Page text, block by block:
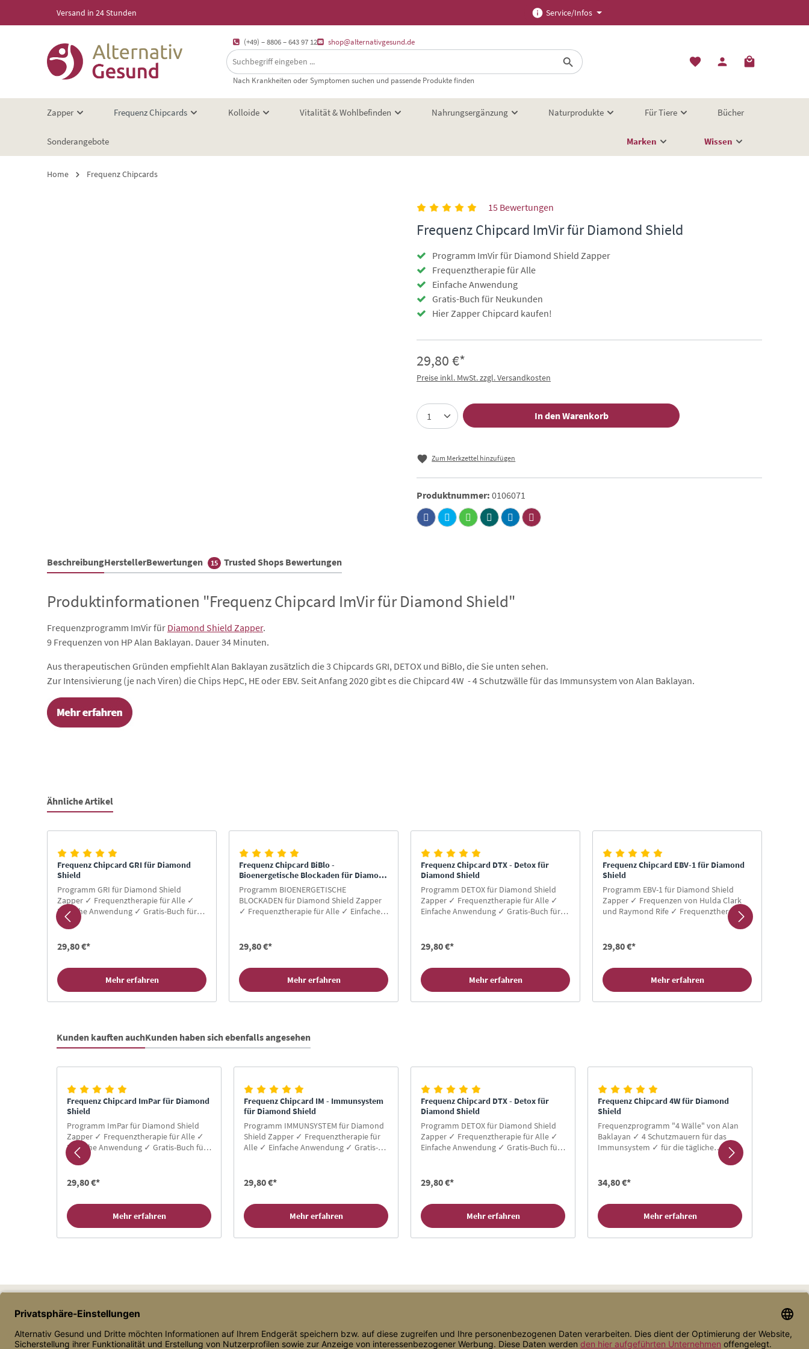
Zur Hauptnavigation springen
Versand in 24 Stunden Service/Infos
(+49) – 8806 – 643 97 12 shop@alternativgesund.de
Nach Krankheiten oder Symptomen suchen und passende Produkte finden
Zapper Frequenz Chipcards Kolloide Vitalität & Wohlbefinden Nahrungsergänzung Naturprodukte Für Tiere Bücher
Sonderangebote Marken Wissen
Home Frequenz Chipcards
15 Bewertungen
Frequenz Chipcard ImVir für Diamond Shield
Programm ImVir für Diamond Shield Zapper
Frequenztherapie für Alle
Einfache Anwendung
Gratis-Buch für Neukunden
Hier Zapper Chipcard kaufen!
29,80 €*
Preise inkl. MwSt. zzgl. Versandkosten
In den Warenkorb
Zum Merkzettel hinzufügen
Produktnummer: 0106071
BeschreibungHerstellerBewertungen 15 Trusted Shops Bewertungen
Produktinformationen "Frequenz Chipcard ImVir für Diamond Shield"
Frequenzprogramm ImVirfür Diamond Shield Zapper.
9 Frequenzen von HP Alan Baklayan. Dauer 34 Minuten.
Aus therapeutischen Gründen empfiehlt Alan Baklayan zusätzlich die 3 Chipcards GRI, DETOX und BiBlo, die Sie unten sehen.
Zur Intensivierung (je nach Viren) die Chips HepC, HE oder EBV. Seit Anfang 2020 gibt es die Chipcard 4W - 4 Schutzwälle für das Immunsystem von Alan Baklayan.
Ähnliche Artikel
Frequenz Chipcard GRI für Diamond
Shield
Programm GRI für Diamond Shield
Zapper ✓ Frequenztherapie für Alle ✓
Einfache Anwendung ✓ Gratis-Buch für
Neukunden ✓ Hier Zapper Chipcard
kaufen!
29,80 €*
Mehr erfahren
Frequenz Chipcard BiBlo -
Bioenergetische Blockaden für Diamond
Shield
Programm BIOENERGETISCHE
BLOCKADEN für Diamond Shield Zapper
✓ Frequenztherapie für Alle ✓ Einfache
kaufen!
29,80 €*
Mehr erfahren
Frequenz Chipcard DTX - Detox für
Diamond Shield
Programm DETOX für Diamond Shield
Zapper ✓ Frequenztherapie für Alle ✓
Einfache Anwendung ✓ Gratis-Buch für
29,80 €*
Mehr erfahren
Frequenz Chipcard EBV-1 für Diamond
Shield
Programm EBV-1 für Diamond Shield
Zapper ✓ Frequenzen von Hulda Clark
und Raymond Rife ✓ Frequenztherapie
29,80 €*
Mehr erfahren
Kunden kauften auchKunden haben sich ebenfalls angesehen
Frequenz Chipcard ImPar für Diamond
Shield
Programm ImPar für Diamond Shield
Zapper ✓ Frequenztherapie für Alle ✓
Einfache Anwendung ✓ Gratis-Buch für
Neukunden ✓ Hier Zapper Chipcard
kaufen!
29,80 €*
Mehr erfahren
Frequenz Chipcard IM - Immunsystem
für Diamond Shield
Programm IMMUNSYSTEM für Diamond
Shield Zapper ✓ Frequenztherapie für
Alle ✓ Einfache Anwendung ✓ Gratis-
29,80 €*
Mehr erfahren
Frequenz Chipcard DTX - Detox für
Diamond Shield
Programm DETOX für Diamond Shield
Zapper ✓ Frequenztherapie für Alle ✓
Einfache Anwendung ✓ Gratis-Buch für
29,80 €*
Mehr erfahren
Frequenz Chipcard 4W für Diamond
Shield
Frequenzprogramm "4 Wälle" von Alan
Baklayan ✓ 4 Schutzmauern für das
Immunsystem ✓ für die tägliche
34,80 €*
Mehr erfahren
Versand & Lieferung Blog